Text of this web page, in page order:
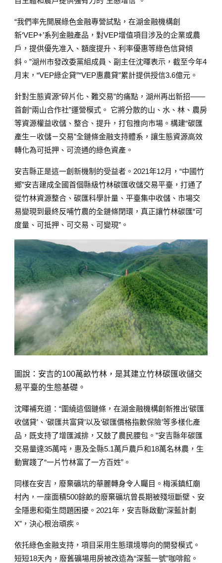
“我們率先開展綠色金融專營試點，在湖金融機構創
新‘VEP+’系列金融產品，對VEP增值項目涉及的企業或農
戶，提供優先准入、額度提升、利率優惠等綠色信貸傾
斜。”湖州市發改委黨組成員、副主任沈暉表示，截至今年4
月末，“VEP綠企貸”“VEP惠農貸”累計提供授信3.6億元。
針對生態資源“碎片化、難交易”的痛點，湖州再出新招——
首創“兩山合作社”運營模式。 它將分散的山、水、林、農房
等資源權益收儲、整合、提升，打包推向市場。構建“碳匯
產生－收儲－交易”全鏈條金融支持體系，讓生態資源高效
轉化為可抵押、可流通的綠色資產。
安吉縣正是這一創新機制的受益者。2021年12月，“中國竹
鄉”安吉建成全國首個縣級竹林碳匯收儲交易平臺，打通了
從竹林資源整合、碳匯科學計量、平臺集中收儲、市場交
易變現到最終反哺竹農的全鏈條閉環，真正讓竹林碳匯“可
度量、可抵押、可交易、可變現”。
圖說：安吉的100萬畝竹林，是其建立竹林碳匯收儲交
易平臺的生態基礎。
沈暉補充道：“圍繞這個鏈條，在湖金融機構創新推出‘碳匯
收儲貸’、‘碳匯共富貸’以及‘碳匯價格指數保險’等多樣化產
品，既支持了增匯減排，又鼓了農民腰包。”安吉縣年碳匯
交易量達35萬吨，惠及全縣5.1萬戶農戶和18萬名林農，生
動實踐了“一片竹林富了一方百姓”。
同樣在安吉，廢棄礦坑的華麗轉身令人矚目。梅溪鎮紅廟
村內，一座面積500餘畝的廢棄礦坑曾長期被殘垣斷壁、安
全隱患和衛生問題困擾。2021年，安吉縣啟動“深藍計劃
X”，決心根治頑疾。
依托綠色金融支持，項目采用生態環境導向的開發模式。
短短18天內，廢舊礦場用房被改造為“深藍一號”咖啡館。